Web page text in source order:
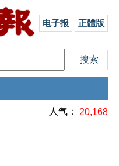
电子报 正體版
人气： 20,168